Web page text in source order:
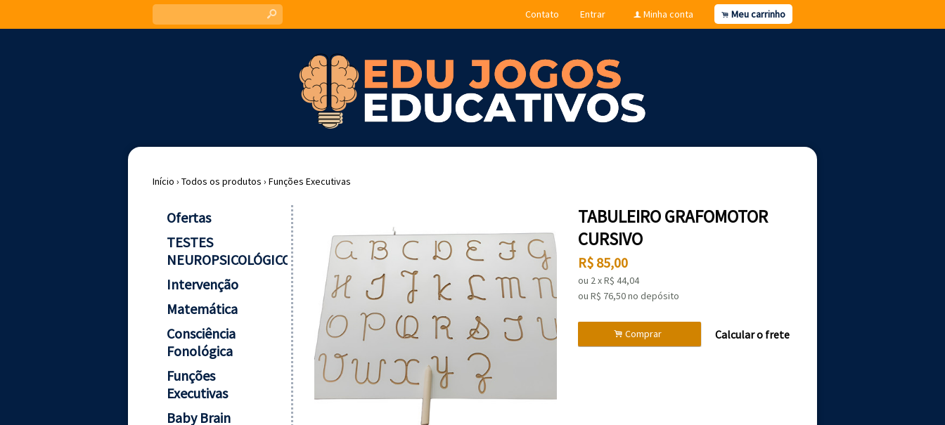
s Contato Entrar f Minha conta . Meu carrinho
Início › Todos os produtos › Funções Executivas
Ofertas
TESTES
NEUROPSICOLÓGICOS
Intervenção
Matemática
Consciência
Fonológica
Funções
Executivas
Baby Brain
TABULEIRO GRAFOMOTOR
CURSIVO
R$ 85,00
ou 2xR$ 44,04
ou R$ 76,50no depósito
. Comprar Calcular o frete